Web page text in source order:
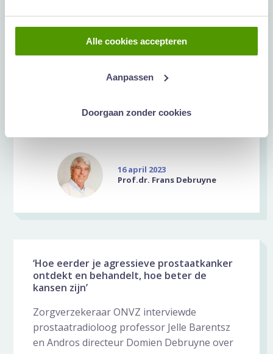
Alle cookies accepteren
Aanpassen
Doorgaan zonder cookies
Zonder klachten PSA waarde meten, kan ik
‘zomaar’ PSA test laten doen?
‘Kan ik mijn PSA waarde ‘zomaar’ laten meten
een vriend (60 jaar) dat zijn PSA waarde ho...
16 april 2023
Prof.dr. Frans Debruyne
‘Hoe eerder je agressieve prostaatkanker
ontdekt en behandelt, hoe beter de
kansen zijn’
Zorgverzekeraar ONVZ interviewde
prostaatradioloog professor Jelle Barentsz
en Andros directeur Domien Debruyne over